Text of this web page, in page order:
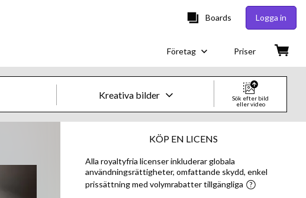
Boards Logga in
Företag Priser
Kreativa bilder
Kreativa bilder och videor
Bilder
Kreativt
Sök efter bild
eller video
KÖP EN LICENS
Alla royaltyfria licenser inkluderar globala
användningsrättigheter, omfattande skydd, enkel
prissättning med volymrabatter tillgängliga